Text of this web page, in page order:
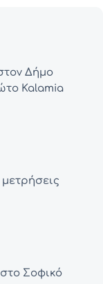
Δήμο
Kalamia
Σοφικό